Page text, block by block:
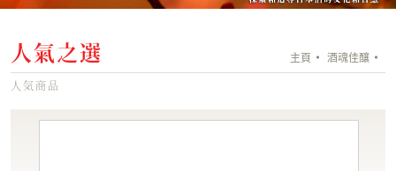
人氣之選 主頁 酒魂佳釀
人気商品